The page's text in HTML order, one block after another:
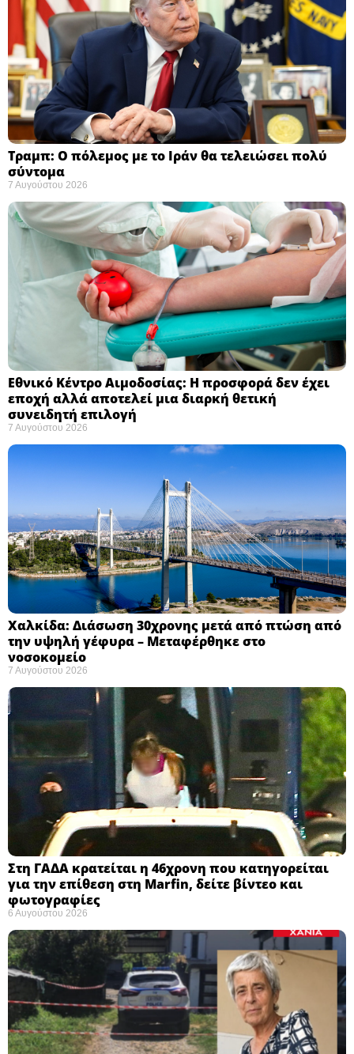
Τραμπ: Ο πόλεμος με το Ιράν θα τελειώσει πολύ
σύντομα ​
7 Αυγούστου 2026
Εθνικό Κέντρο Αιμοδοσίας: H προσφορά δεν έχει
εποχή αλλά αποτελεί μια διαρκή θετική
συνειδητή επιλογή ​
7 Αυγούστου 2026
Χαλκίδα: Διάσωση 30χρονης μετά από πτώση από
την υψηλή γέφυρα – Μεταφέρθηκε στο
νοσοκομείο ​
7 Αυγούστου 2026
Στη ΓΑΔΑ κρατείται η 46χρονη που κατηγορείται
για την επίθεση στη Marfin, δείτε βίντεο και
φωτογραφίες
6 Αυγούστου 2026